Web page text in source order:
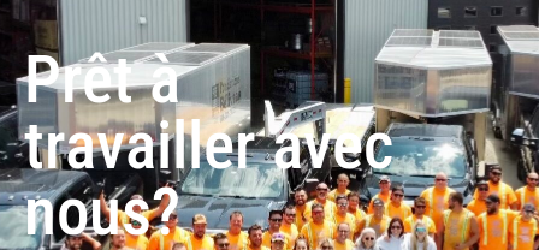
Prêt à
travailler avec
nous?